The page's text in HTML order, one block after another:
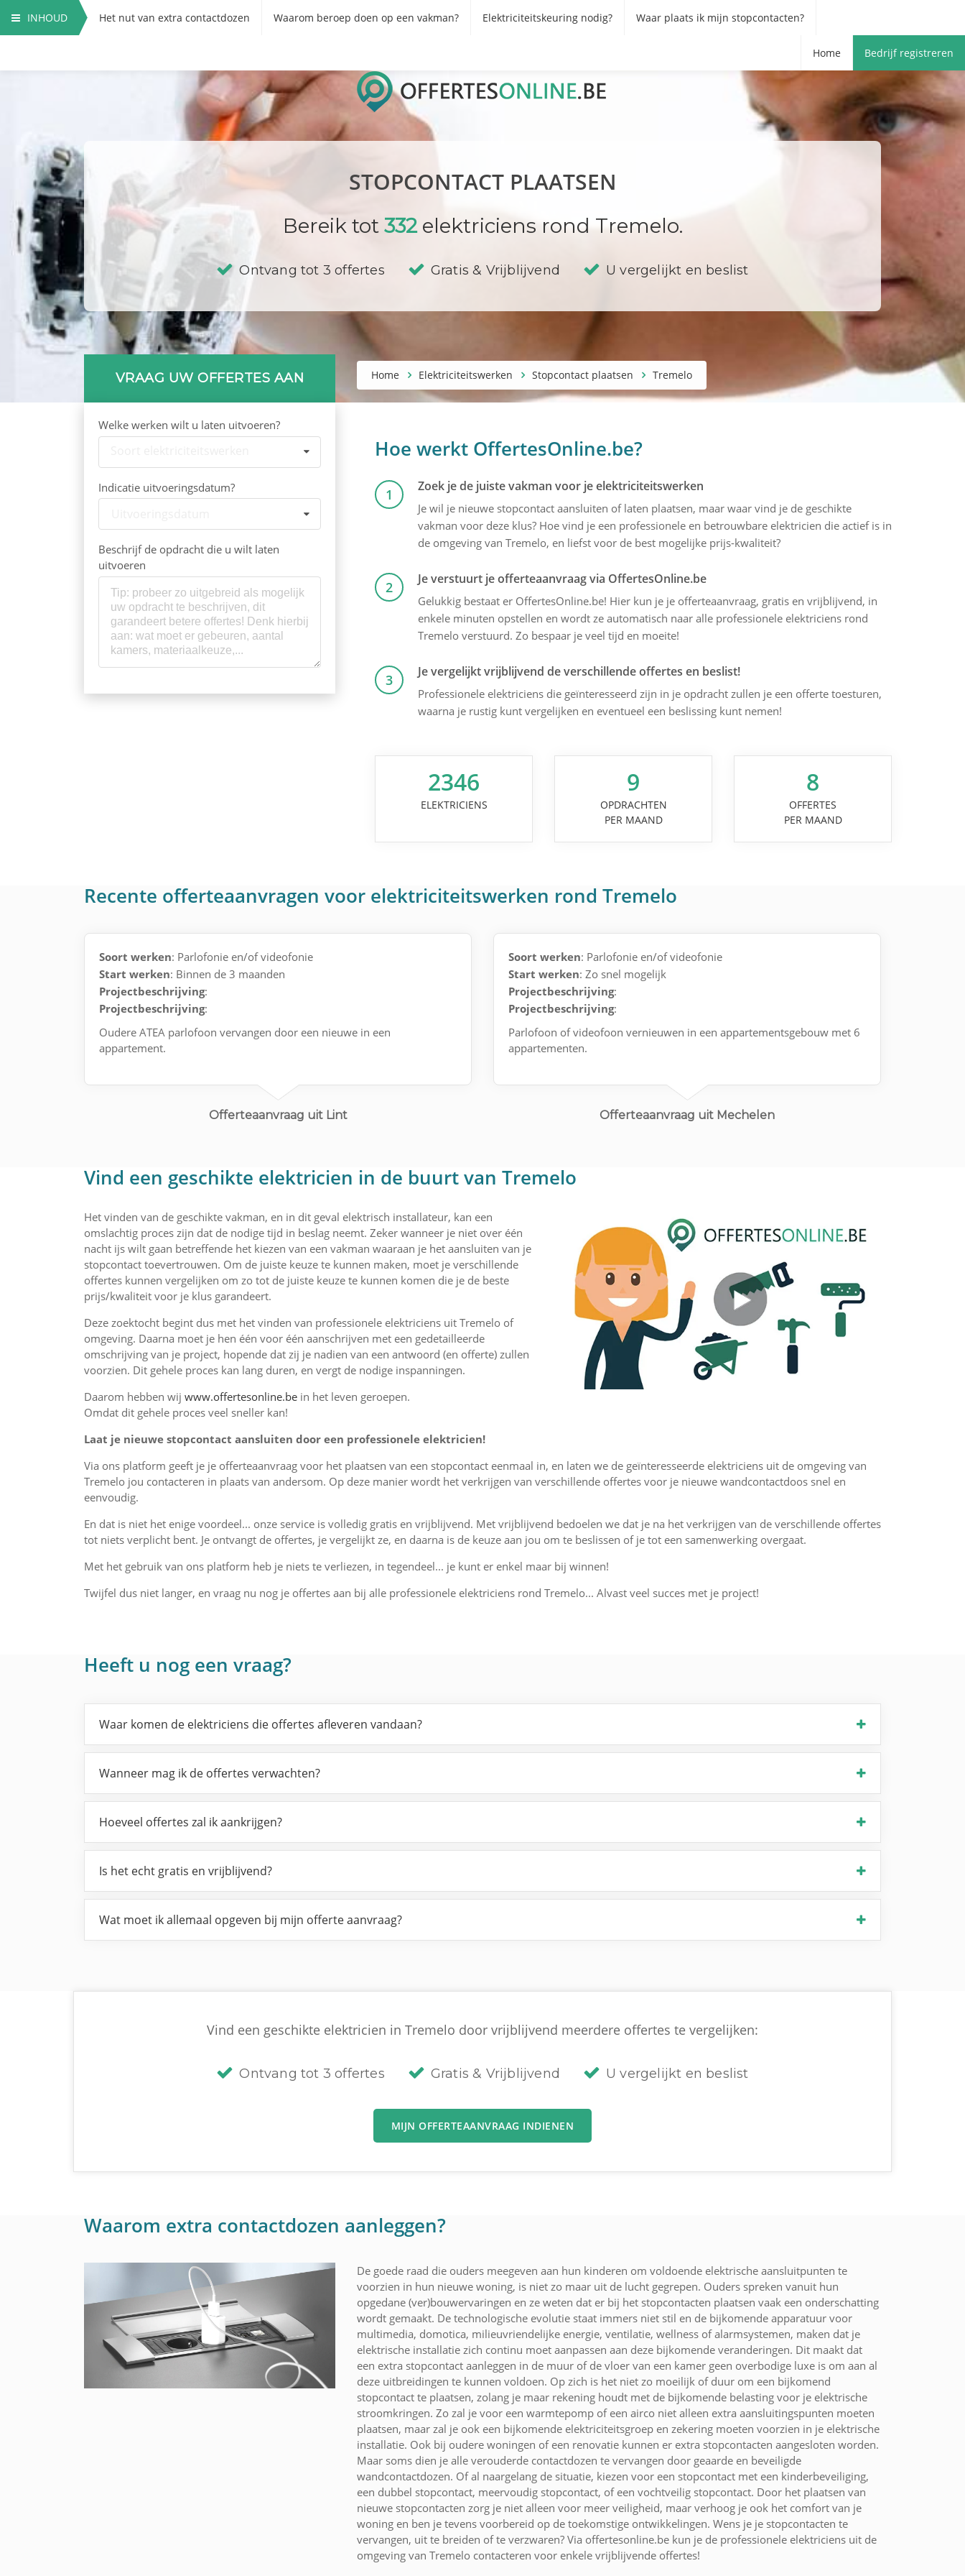
INHOUD Het nut van extra contactdozen Waarom beroep doen op een vakman? Elektriciteitskeuring nodig? Waar plaats ik mijn stopcontacten?
Home Bedrijf registreren
STOPCONTACT PLAATSEN
Bereik tot 332elektriciens rond Tremelo.
Ontvang tot 3 offertes Gratis & Vrijblijvend U vergelijkt en beslist
Home Elektriciteitswerken Stopcontact plaatsen Tremelo
VRAAG UW OFFERTES AAN
Welke werken wilt u laten uitvoeren?
Indicatie uitvoeringsdatum?
Beschrijf de opdracht die u wilt laten
uitvoeren
Hoe werkt OffertesOnline.be?
1 Zoek je de juiste vakman voor je elektriciteitswerken
Je wil je nieuwe stopcontact aansluiten of laten plaatsen, maar waar vind je de geschikte
vakman voor deze klus? Hoe vind je een professionele en betrouwbare elektricien die actief is in
de omgeving van Tremelo, en liefst voor de best mogelijke prijs-kwaliteit?
2 Je verstuurt je offerteaanvraag via OffertesOnline.be
Gelukkig bestaat er OffertesOnline.be! Hier kun je je offerteaanvraag, gratis en vrijblijvend, in
enkele minuten opstellen en wordt ze automatisch naar alle professionele elektriciens rond
Tremelo verstuurd. Zo bespaar je veel tijd en moeite!
3 Je vergelijkt vrijblijvend de verschillende offertes en beslist!
Professionele elektriciens die geïnteresseerd zijn in je opdracht zullen je een offerte toesturen,
waarna je rustig kunt vergelijken en eventueel een beslissing kunt nemen!
2346
ELEKTRICIENS
9
OPDRACHTEN
PER MAAND
8
OFFERTES
PER MAAND
Recente offerteaanvragen voor elektriciteitswerken rond Tremelo
Soort werken: Parlofonie en/of videofonie
Start werken: Binnen de 3 maanden
Projectbeschrijving:
Projectbeschrijving:
Oudere ATEA parlofoon vervangen door een nieuwe in een
appartement.
Offerteaanvraag uit Lint
Soort werken: Parlofonie en/of videofonie
Start werken: Zo snel mogelijk
Projectbeschrijving:
Projectbeschrijving:
Parlofoon of videofoon vernieuwen in een appartementsgebouw met 6
appartementen.
Offerteaanvraag uit Mechelen
Vind een geschikte elektricien in de buurt van Tremelo
Het vinden van de geschikte vakman, en in dit geval elektrisch installateur, kan een
omslachtig proces zijn dat de nodige tijd in beslag neemt. Zeker wanneer je niet over één
nacht ijs wilt gaan betreffende het kiezen van een vakman waaraan je het aansluiten van je
stopcontact toevertrouwen. Om de juiste keuze te kunnen maken, moet je verschillende
offertes kunnen vergelijken om zo tot de juiste keuze te kunnen komen die je de beste
prijs/kwaliteit voor je klus garandeert.
Deze zoektocht begint dus met het vinden van professionele elektriciens uit Tremelo of
omgeving. Daarna moet je hen één voor één aanschrijven met een gedetailleerde
omschrijving van je project, hopende dat zij je nadien van een antwoord (en offerte) zullen
voorzien. Dit gehele proces kan lang duren, en vergt de nodige inspanningen.
Daarom hebben wij www.offertesonline.be in het leven geroepen.
Omdat dit gehele proces veel sneller kan!
Laat je nieuwe stopcontact aansluiten door een professionele elektricien!
Via ons platform geeft je je offerteaanvraag voor het plaatsen van een stopcontact eenmaal in, en laten we de geïnteresseerde elektriciens uit de omgeving van
Tremelo jou contacteren in plaats van andersom. Op deze manier wordt het verkrijgen van verschillende offertes voor je nieuwe wandcontactdoos snel en
eenvoudig.
En dat is niet het enige voordeel... onze service is volledig gratis en vrijblijvend. Met vrijblijvend bedoelen we dat je na het verkrijgen van de verschillende offertes
tot niets verplicht bent. Je ontvangt de offertes, je vergelijkt ze, en daarna is de keuze aan jou om te beslissen of je tot een samenwerking overgaat.
Met het gebruik van ons platform heb je niets te verliezen, in tegendeel... je kunt er enkel maar bij winnen!
Twijfel dus niet langer, en vraag nu nog je offertes aan bij alle professionele elektriciens rond Tremelo... Alvast veel succes met je project!
Heeft u nog een vraag?
Waar komen de elektriciens die offertes afleveren vandaan?
Wanneer mag ik de offertes verwachten?
Hoeveel offertes zal ik aankrijgen?
Is het echt gratis en vrijblijvend?
Wat moet ik allemaal opgeven bij mijn offerte aanvraag?
Vind een geschikte elektricien in Tremelo door vrijblijvend meerdere offertes te vergelijken:
Ontvang tot 3 offertes Gratis & Vrijblijvend U vergelijkt en beslist
MIJN OFFERTEAANVRAAG INDIENEN
Waarom extra contactdozen aanleggen?
De goede raad die ouders meegeven aan hun kinderen om voldoende elektrische aansluitpunten te
voorzien in hun nieuwe woning, is niet zo maar uit de lucht gegrepen. Ouders spreken vanuit hun
opgedane (ver)bouwervaringen en ze weten dat er bij het stopcontacten plaatsen vaak een onderschatting
wordt gemaakt. De technologische evolutie staat immers niet stil en de bijkomende apparatuur voor
multimedia, domotica, milieuvriendelijke energie, ventilatie, wellness of alarmsystemen, maken dat je
elektrische installatie zich continu moet aanpassen aan deze bijkomende veranderingen. Dit maakt dat
een extra stopcontact aanleggen in de muur of de vloer van een kamer geen overbodige luxe is om aan al
deze uitbreidingen te kunnen voldoen. Op zich is het niet zo moeilijk of duur om een bijkomend
stopcontact te plaatsen, zolang je maar rekening houdt met de bijkomende belasting voor je elektrische
stroomkringen. Zo zal je voor een warmtepomp of een airco niet alleen extra aansluitingspunten moeten
plaatsen, maar zal je ook een bijkomende elektriciteitsgroep en zekering moeten voorzien in je elektrische
installatie. Ook bij oudere woningen of een renovatie kunnen er extra stopcontacten aangesloten worden.
Maar soms dien je alle verouderde contactdozen te vervangen door geaarde en beveiligde
wandcontactdozen. Of al naargelang de situatie, kiezen voor een stopcontact met een kinderbeveiliging,
een dubbel stopcontact, meervoudig stopcontact, of een vochtveilig stopcontact. Door het plaatsen van
nieuwe stopcontacten zorg je niet alleen voor meer veiligheid, maar verhoog je ook het comfort van je
woning en ben je tevens voorbereid op de toekomstige ontwikkelingen. Wens je je stopcontacten te
vervangen, uit te breiden of te verzwaren? Via offertesonline.be kun je de professionele elektriciens uit de
omgeving van Tremelo contacteren voor enkele vrijblijvende offertes!